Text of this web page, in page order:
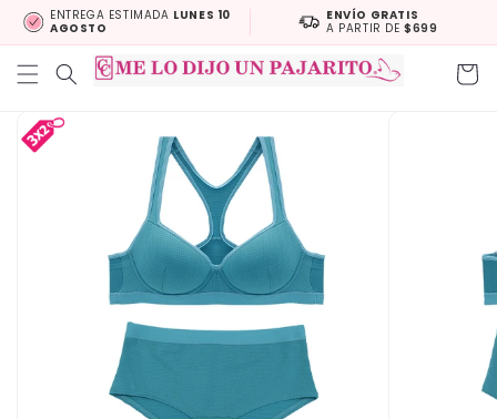
Skip to
content
ENTREGA ESTIMADA LUNES 10
AGOSTO
ENVÍO GRATIS
A PARTIR DE$699
Cart
Skip to
product
information